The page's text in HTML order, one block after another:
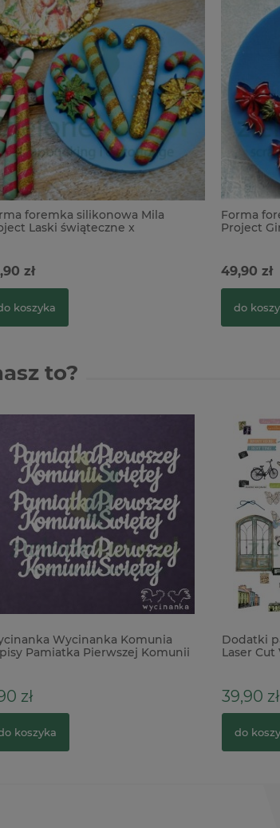
foremka silikonowa Mila
Laski świąteczne x
zł
koszyka
Forma
Project
49,90 zł
do
to?
Wycinanka Komunia
Pamiatka Pierwszej Komunii
zł
koszyka
Dodatki
Laser
39,90 zł
do